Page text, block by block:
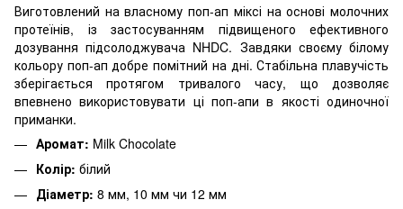
Виготовлений на власному поп-ап міксі на основі молочних
протеїнів, із застосуванням підвищеного ефективного
дозування підсолоджувача NHDC. Завдяки своєму білому
кольору поп-ап добре помітний на дні. Стабільна плавучість
зберігається протягом тривалого часу, що дозволяє
впевнено використовувати ці поп-апи в якості одиночної
приманки.
Аромат: Milk Chocolate
Колір: білий
Діаметр: 8 мм, 10 мм чи 12 мм